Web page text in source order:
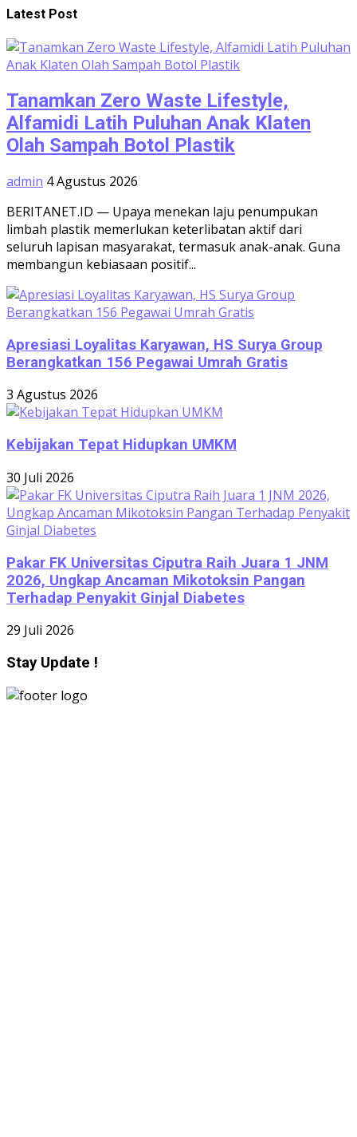
Latest Post
Tanamkan Zero Waste Lifestyle,
Alfamidi Latih Puluhan Anak Klaten
Olah Sampah Botol Plastik
admin 4 Agustus 2026
BERITANET.ID — Upaya menekan laju penumpukan
limbah plastik memerlukan keterlibatan aktif dari
seluruh lapisan masyarakat, termasuk anak-anak. Guna
membangun kebiasaan positif...
Apresiasi Loyalitas Karyawan, HS Surya Group
Berangkatkan 156 Pegawai Umrah Gratis
3 Agustus 2026
Kebijakan Tepat Hidupkan UMKM
30 Juli 2026
Pakar FK Universitas Ciputra Raih Juara 1 JNM
2026, Ungkap Ancaman Mikotoksin Pangan
Terhadap Penyakit Ginjal Diabetes
29 Juli 2026
Stay Update !